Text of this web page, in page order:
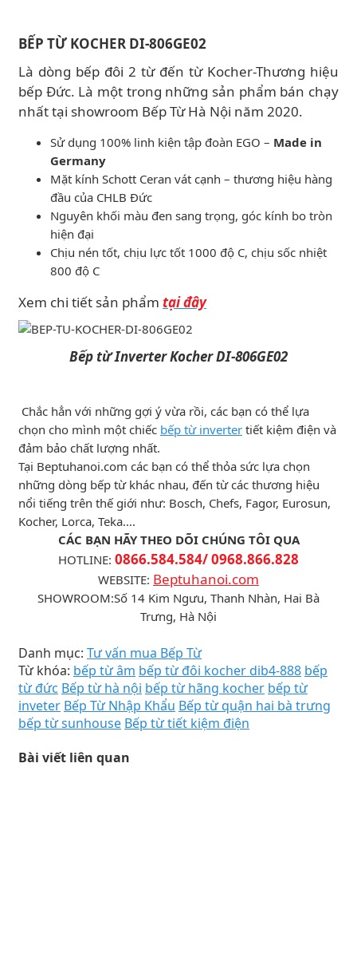
BẾP TỪ KOCHER DI-806GE02
Là dòng bếp đôi 2 từ đến từ Kocher-Thương hiệu
bếp Đức. Là một trong những sản phẩm bán chạy
nhất tại showroom Bếp Từ Hà Nội năm 2020.
Sử dụng 100% linh kiện tập đoàn EGO – Made in
Germany
Mặt kính Schott Ceran vát cạnh – thương hiệu hàng
đầu của CHLB Đức
Nguyên khối màu đen sang trọng, góc kính bo tròn
hiện đại
Chịu nén tốt, chịu lực tốt 1000 độ C, chịu sốc nhiệt
800 độ C
Xem chi tiết sản phẩm tại đây
Bếp từ Inverter Kocher DI-806GE02
Chắc hẳn với những gợi ý vừa rồi, các bạn có thể lựa
chọn cho mình một chiếc bếp từ inverter tiết kiệm điện và
đảm bảo chất lượng nhất.
Tại Beptuhanoi.com các bạn có thể thỏa sức lựa chọn
những dòng bếp từ khác nhau, đến từ các thương hiệu
nổi tiếng trên thế giới như: Bosch, Chefs, Fagor, Eurosun,
Kocher, Lorca, Teka….
CÁC BẠN HÃY THEO DÕI CHÚNG TÔI QUA
HOTLINE: 0866.584.584/ 0968.866.828
WEBSITE: Beptuhanoi.com
SHOWROOM:Số 14 Kim Ngưu, Thanh Nhàn, Hai Bà
Trưng, Hà Nội
Danh mục: Tư vấn mua Bếp Từ
Từ khóa: bếp từ âm bếp từ đôi kocher dib4-888 bếp
từ đức Bếp từ hà nội bếp từ hãng kocher bếp từ
inveter Bếp Từ Nhập Khẩu Bếp từ quận hai bà trưng
bếp từ sunhouse Bếp từ tiết kiệm điện
Bài viết liên quan